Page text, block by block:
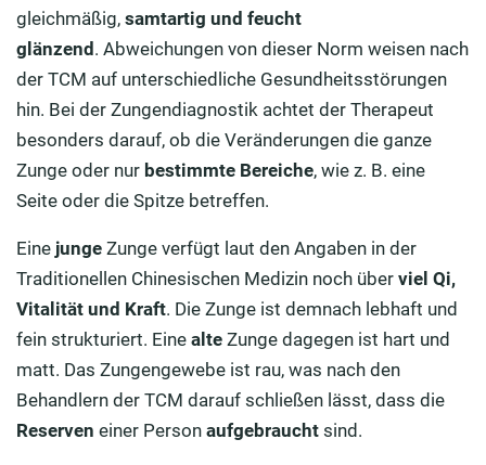
gleichmäßig, samtartig und feucht
glänzend. Abweichungen von dieser Norm weisen nach
der TCM auf unterschiedliche Gesundheitsstörungen
hin. Bei der Zungendiagnostik achtet der Therapeut
besonders darauf, ob die Veränderungen die ganze
Zunge oder nur bestimmte Bereiche, wie z. B. eine
Seite oder die Spitze betreffen.
Eine junge Zunge verfügt laut den Angaben in der
Traditionellen Chinesischen Medizin noch über viel Qi,
Vitalität und Kraft. Die Zunge ist demnach lebhaft und
fein strukturiert. Eine alte Zunge dagegen ist hart und
matt. Das Zungengewebe ist rau, was nach den
Behandlern der TCM darauf schließen lässt, dass die
Reserven einer Person aufgebraucht sind.